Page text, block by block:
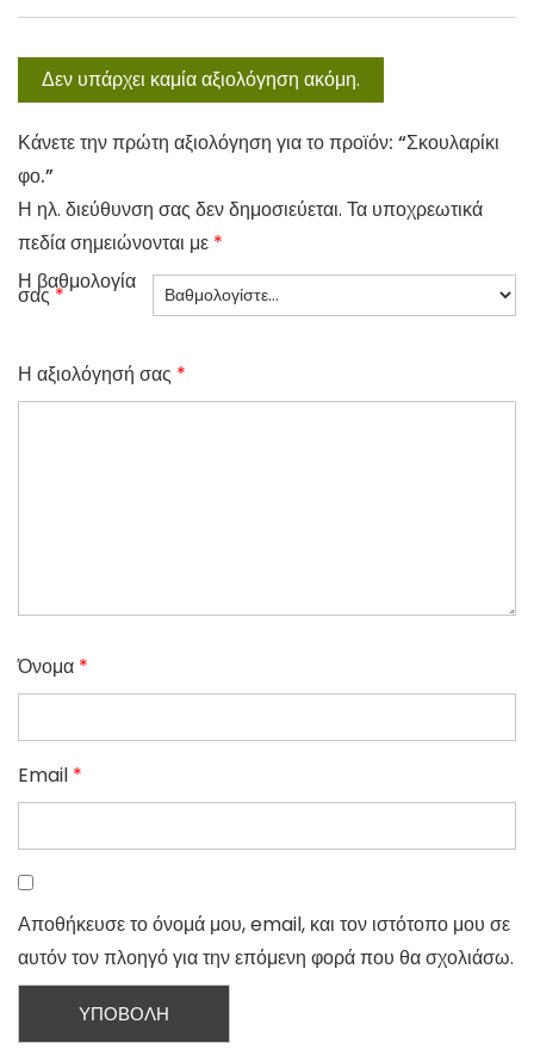
Δεν υπάρχει καμία αξιολόγηση ακόμη.
Κάνετε την πρώτη αξιολόγηση για το προϊόν: “Σκουλαρίκι
φο.”
Η ηλ. διεύθυνση σας δεν δημοσιεύεται. Τα υποχρεωτικά
πεδία σημειώνονται με *
Η βαθμολογία
σας*
Η αξιολόγησή σας *
Όνομα *
Email *
Αποθήκευσε το όνομά μου, email, και τον ιστότοπο μου σε
αυτόν τον πλοηγό για την επόμενη φορά που θα σχολιάσω.